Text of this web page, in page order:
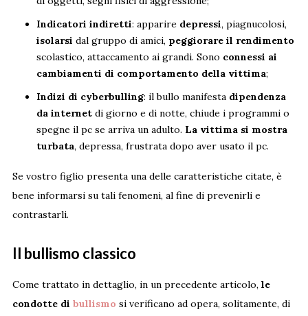
Indicatori indiretti: apparire depressi, piagnucolosi,
isolarsi dal gruppo di amici, peggiorare il rendimento
scolastico, attaccamento ai grandi. Sono connessi ai
cambiamenti di comportamento della vittima;
Indizi di cyberbulling: il bullo manifesta dipendenza
da internetdi giorno e di notte, chiude i programmi o
spegne il pc se arriva un adulto. La vittima si mostra
turbata, depressa, frustrata dopo aver usato il pc.
Se vostro figlio presenta una delle caratteristiche citate, è
bene informarsi su tali fenomeni, al fine di prevenirli e
contrastarli.
Il bullismo classico
Come trattato in dettaglio, in un precedente articolo, le
condotte di bullismo si verificano ad opera, solitamente, di